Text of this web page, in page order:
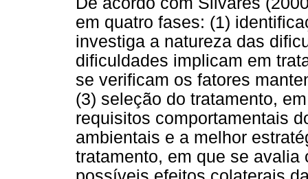
em quatro fases: (1)
investiga a natureza das
dificuldades implicam em
se verificam os fatores
(3) seleção do tratamento,
requisitos comportamentais
ambientais e a melhor
tratamento, em que se